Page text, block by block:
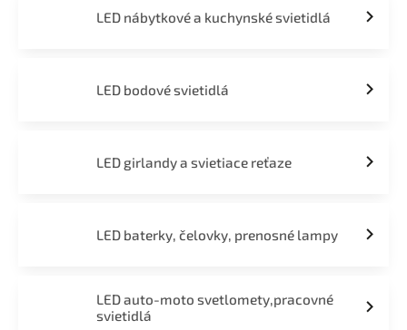
LED nábytkové a kuchynské svietidlá
LED bodové svietidlá
LED girlandy a svietiace reťaze
LED baterky, čelovky, prenosné lampy
LED auto-moto svetlomety,pracovné
svietidlá